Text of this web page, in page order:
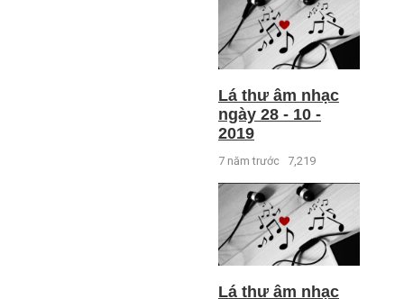
Lá thư âm nhạc
ngày 28 - 10 -
2019
7 năm trước 7,219
Lá thư âm nhạc